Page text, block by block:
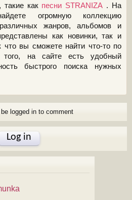
такие как песни STRANIZA . На
огромную коллекцию
жанров, альбомов и
как новинки, так и
что вы сможете найти что-то по
на сайте есть удобный
быстрого поиска нужных
logged in to comment
Log in